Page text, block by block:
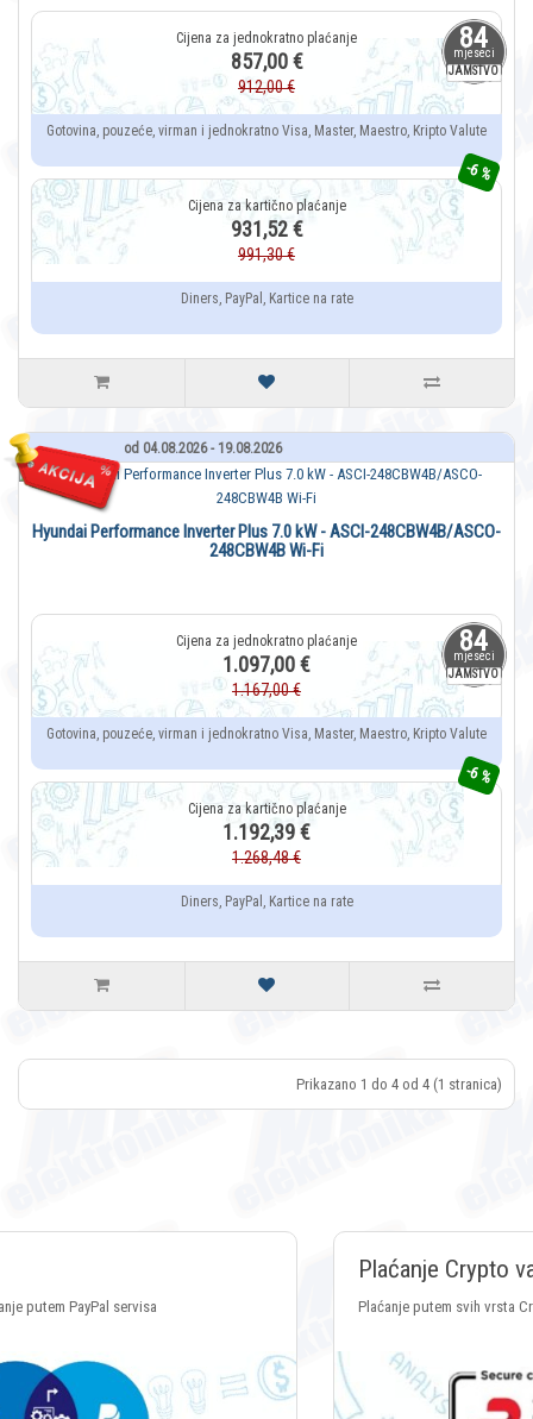
84
mjeseci
JAMSTVO
857,00 €
912,00 €
Gotovina, pouzeće, virman i jednokratno Visa, Master, Maestro, Kripto Valute
-6 %
931,52 €
991,30 €
Diners, PayPal, Kartice na rate
od 04.08.2026 - 19.08.2026
84
mjeseci
JAMSTVO
Hyundai Performance Inverter Plus 7.0 kW - ASCI-248CBW4B/ASCO-
248CBW4B Wi-Fi
1.097,00 €
1.167,00 €
Gotovina, pouzeće, virman i jednokratno Visa, Master, Maestro, Kripto Valute
-6 %
1.192,39 €
1.268,48 €
Diners, PayPal, Kartice na rate
Prikazano 1 do 4 od 4 (1 stranica)
Plaćanje putem svih vrsta Crypto valuta